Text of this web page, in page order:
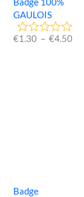
Badge 100%
GAULOIS
€1.30 – €4.50
Badge